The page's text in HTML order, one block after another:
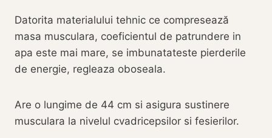
Datorita materialului tehnic ce compresează
masa musculara, coeficientul de patrundere in
apa este mai mare, se imbunatateste pierderile
de energie, regleaza oboseala.
Are o lungime de 44 cm si asigura sustinere
musculara la nivelul cvadricepsilor si fesierilor.